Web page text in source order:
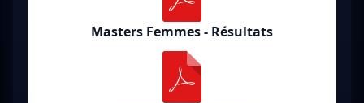
Masters Femmes - Résultats